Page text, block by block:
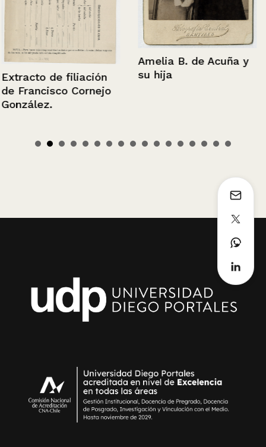
Extracto de filiación
de Francisco Cornejo
González.
Amelia B. de Acuña y
su hija